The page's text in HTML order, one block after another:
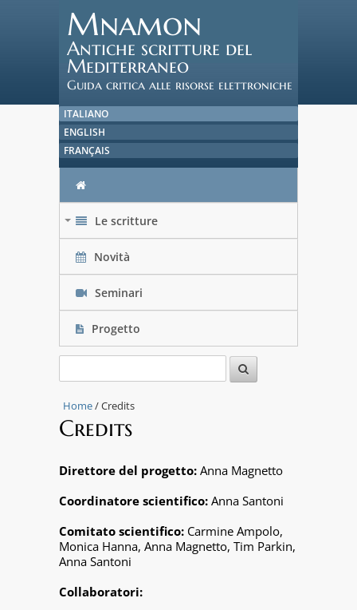
Mnamon
Antiche scritture del
Mediterraneo
Guida critica alle risorse elettroniche
ITALIANO
ENGLISH
FRANÇAIS
Le scritture
Novità
Seminari
Progetto
Home/ Credits
Credits
Direttore del progetto: Anna Magnetto
Coordinatore scientifico: Anna Santoni
Comitato scientifico: Carmine Ampolo,
Monica Hanna, Anna Magnetto, Tim Parkin,
Anna Santoni
Collaboratori: